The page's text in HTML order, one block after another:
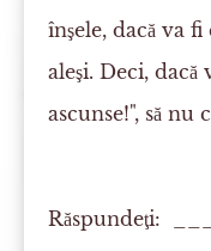
înşele, dacă va
aleşi. Deci, dacă
ascunse!", sănu
Răspundeţi: